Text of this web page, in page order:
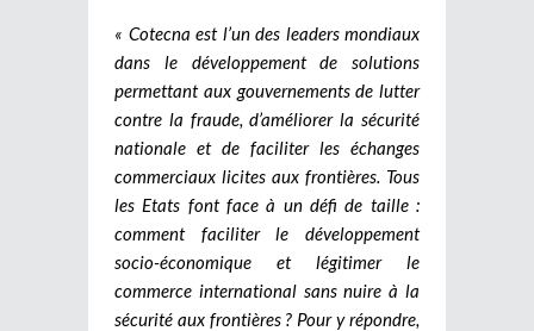
« Cotecna est l’un des leaders mondiaux
dans le développement de solutions
permettant aux gouvernements de lutter
contre la fraude, d’améliorer la sécurité
nationale et de faciliter les échanges
commerciaux licites aux frontières. Tous
les Etats fontface à un défi de taille :
comment faciliter le développement
socio-économique et légitimer le
commerce international sans nuire à la
sécurité aux frontières ? Pour y répondre,